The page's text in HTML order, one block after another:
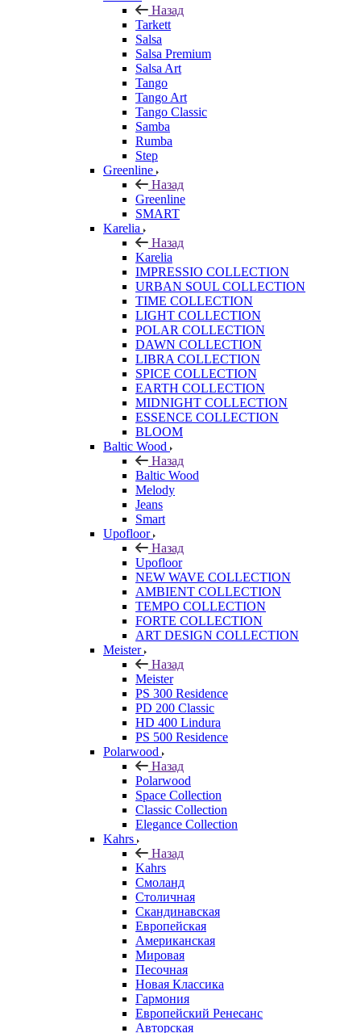
Назад
Tarkett
Salsa
Salsa Premium
Salsa Art
Tango
Tango Art
Tango Classic
Samba
Rumba
Step
Greenline
Назад
Greenline
SMART
Karelia
Назад
Karelia
IMPRESSIO COLLECTION
URBAN SOUL COLLECTION
TIME COLLECTION
LIGHT COLLECTION
POLAR COLLECTION
DAWN COLLECTION
LIBRA COLLECTION
SPICE COLLECTION
EARTH COLLECTION
MIDNIGHT COLLECTION
ESSENCE COLLECTION
BLOOM
Baltic Wood
Назад
Baltic Wood
Melody
Jeans
Smart
Upofloor
Назад
Upofloor
NEW WAVE COLLECTION
AMBIENT COLLECTION
TEMPO COLLECTION
FORTE COLLECTION
ART DESIGN COLLECTION
Meister
Назад
Meister
PS 300 Residence
PD 200 Classic
HD 400 Lindura
PS 500 Residence
Polarwood
Назад
Polarwood
Space Collection
Classic Collection
Elegance Collection
Kahrs
Назад
Kahrs
Смоланд
Столичная
Скандинавская
Европейская
Американская
Мировая
Песочная
Новая Классика
Гармония
Европейский Ренесанс
Авторская